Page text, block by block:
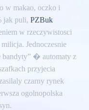
w makao, oczko i
jak puli, PZBuk
w rzeczywistosci
Jednoczesnie
bandyty” � automaty z
przyjecia
czarny rynek
ogolnopolska